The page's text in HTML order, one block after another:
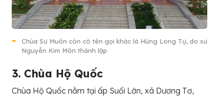
Chùa Sư Muôn còn có tên gọi khác là Hùng Long Tự, do sư
Nguyễn Kim Môn thành lập
3. Chùa Hộ Quốc
Chùa Hộ Quốc nằm tại ấp Suối Lớn, xã Dương Tơ,